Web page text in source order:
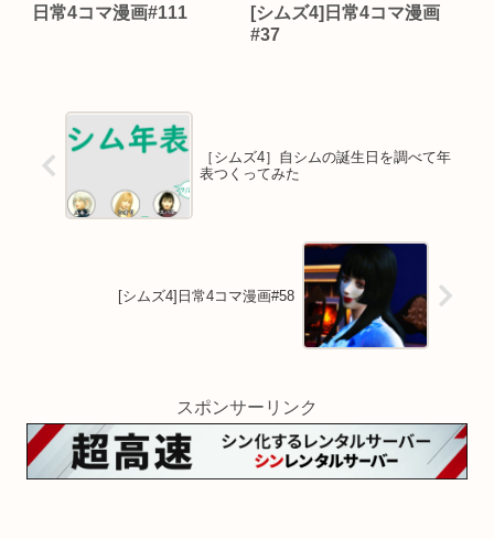
日常4コマ漫画#111
[シムズ4]日常4コマ漫画
#37
［シムズ4］自シムの誕生日を調べて年
表つくってみた
[シムズ4]日常4コマ漫画#58
スポンサーリンク